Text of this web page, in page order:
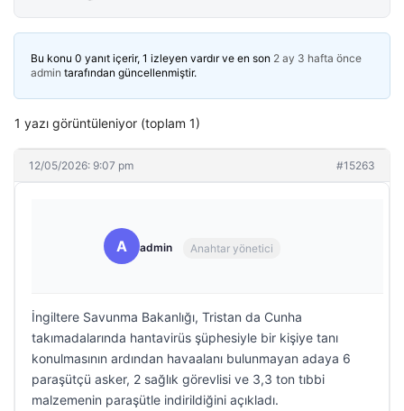
Bu konu 0 yanıt içerir, 1 izleyen vardır ve en son 2 ay 3 hafta önce
admin tarafından güncellenmiştir.
1 yazı görüntüleniyor (toplam 1)
12/05/2026: 9:07 pm #15263
A admin Anahtar yönetici
İngiltere Savunma Bakanlığı, Tristan da Cunha
takımadalarında hantavirüs şüphesiyle bir kişiye tanı
konulmasının ardından havaalanı bulunmayan adaya 6
paraşütçü asker, 2 sağlık görevlisi ve 3,3 ton tıbbi
malzemenin paraşütle indirildiğini açıkladı.